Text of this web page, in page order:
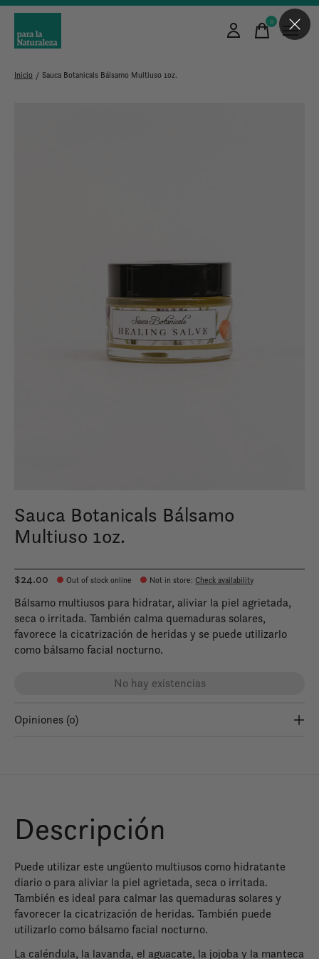
0items
Inicio / Sauca Botanicals Bálsamo Multiuso 1oz.
Sauca Botanicals Bálsamo
Multiuso 1oz.
$24.00 Out of stock online Not in store:Check availability
Bálsamo multiusos para hidratar, aliviar la piel agrietada,
seca o irritada. También calma quemaduras solares,
favorece la cicatrización de heridas y se puede utilizarlo
como bálsamo facial nocturno.
No hay existencias
Opiniones (0)
Descripción
Puede utilizar este ungüento multiusos como hidratante
diario o para aliviar la piel agrietada, seca o irritada.
También es ideal para calmar las quemaduras solares y
favorecer la cicatrización de heridas. También puede
utilizarlo como bálsamo facial nocturno.
La caléndula, la lavanda, el aguacate, la jojoba y la manteca